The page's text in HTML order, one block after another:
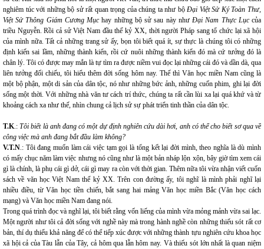
nghiêm túc với những bộ sử rất quan trọng của chúng ta như bộĐại Việt Sử Ký Toàn Thư,
Việt Sử Thông Giám Cương Mụchay những bộ sử sau này nhưĐại Nam Thực Lụccủa
triều Nguyễn. Rồi cả sử Việt Nam đầu thế kỷ XX, thời người Pháp sang tổ chức lại xã hội
của mình nữa. Tất cả những trang sử ấy, bọn tôi biết quá ít, sự thực là chúng tôi có những
định kiến sai lầm, những thành kiến, rồi cứ nuôi những thành kiến đó mà cứ tưởng đó là
chân lý. Tôi có được may mắn là tự tìm ra được niềm vui đọc lại những cái đó và dần dà, qua
liên tưởng đối chiếu, tôi hiểu thêm đời sống hôm nay. Thế thì Văn học miền Nam cũng là
một bộ phận, một di sản của dân tộc, nó như những bức ảnh, những cuốn phim, ghi lại đời
sống một thời. Với những nhà văn tư cách trí thức, chúng ta rất cần lùi xa lại quá khứ và từ
khoảng cách xa như thế, nhìn chung cả lịch sử sự phát triển tinh thần của dân tộc.
T.K.: Tôi biết là anh đang có một dự định nghiên cứu dài hơi, anh có thể cho biết sơ qua về
công việc mà anh đang bắt đầu làm không?
V.T.N.: Tôi đang muốn làm cái việc tạm gọi là tổng kết lại đời mình, theo nghĩa là dù mình
có mấy chục năm làm việc nhưng nó cũng như là một bản nháp lộn xộn, bây giờ tìm xem cái
gì là chính, là phụ cái gì dở, cái gì may ra còn với thời gian. Thêm nữa tôi vừa nhận viết cuốn
sách về văn học Việt Nam thế kỷ XX. Trên con đường ấy, tôi nghĩ là mình phải nghĩ lại
nhiều điều, từ Văn học tiền chiến, bắt sang hai mảng Văn học miền Bắc (Văn học cách
mạng) và Văn học miền Nam đang nói.
Trong quá trình đọc và nghĩ lại, tôi biết rằng vốn liếng của mình vừa mỏng mảnh vừa sai lạc.
Một người như tôi cả đời sống với nghề này mà trong hành nghề còn những thiếu sót rất cơ
bản, thí dụ thiếu khả năng để có thể tiếp xúc được với những thành tựu nghiên cứu khoa học
xã hội cả của Tàu lẫn của Tây, cả hôm qua lẫn hôm nay. Và thiếu sót lớn nhất là quan niệm